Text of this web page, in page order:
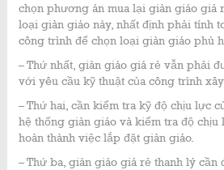
chọn phương án mua lại giàn giáo giá
loại giàn giáo này, nhất định phải tính
công trình để chọn loại giàn giáo phù
– Thứ nhất, giàn giáo giá rẻ vẫn phải
với yêu cầu kỹ thuật của công trình
– Thứ hai, cần kiểm tra kỹ độ chịu lực
hệ thống giàn giáo và kiểm tra độ chịu
hoàn thành việc lắp đặt giàn giáo.
– Thứ ba, giàn giáo giá rẻ thanh lý cần